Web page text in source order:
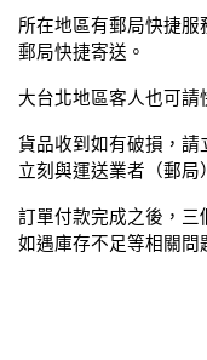
所在地區有郵局快捷
郵局快捷寄送。
大台北地區客人也可請
貨品收到如有破損，請
立刻與運送業者（郵局
訂單付款完成之後，三
如遇庫存不足等相關問